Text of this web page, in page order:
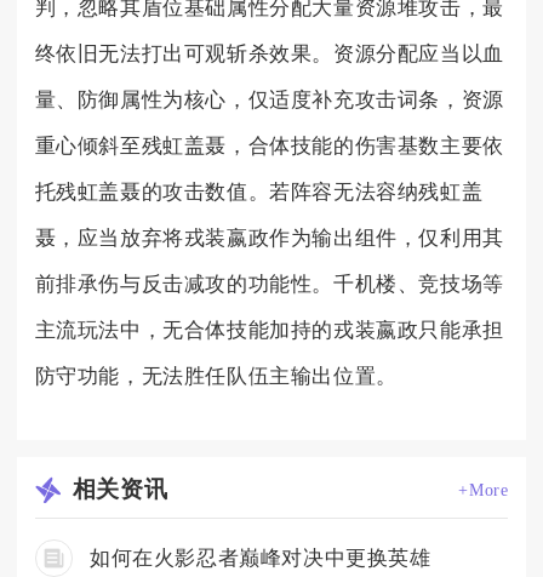
判，忽略其盾位基础属性分配大量资源堆攻击，最
终依旧无法打出可观斩杀效果。资源分配应当以血
量、防御属性为核心，仅适度补充攻击词条，资源
重心倾斜至残虹盖聂，合体技能的伤害基数主要依
托残虹盖聂的攻击数值。若阵容无法容纳残虹盖
聂，应当放弃将戎装嬴政作为输出组件，仅利用其
前排承伤与反击减攻的功能性。千机楼、竞技场等
主流玩法中，无合体技能加持的戎装嬴政只能承担
防守功能，无法胜任队伍主输出位置。
相关资讯 +More
如何在火影忍者巅峰对决中更换英雄